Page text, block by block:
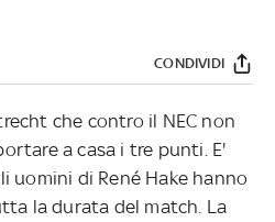
CONDIVIDI
che contro il NEC non
a casa i tre punti. E'
uomini di René Hake hanno
la durata del match. La